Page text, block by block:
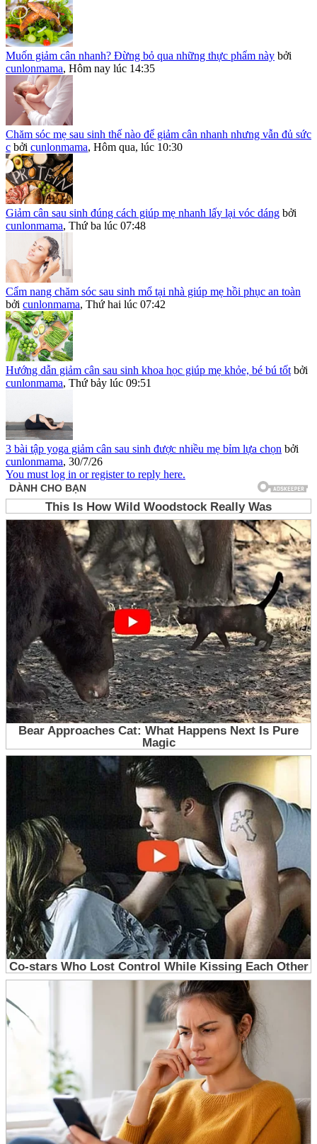
Muốn giảm cân nhanh? Đừng bỏ qua những thực phẩm này bởi
cunlonmama, Hôm nay lúc 14:35
Chăm sóc mẹ sau sinh thế nào để giảm cân nhanh nhưng vẫn đủ sức
c bởi cunlonmama, Hôm qua, lúc 10:30
Giảm cân sau sinh đúng cách giúp mẹ nhanh lấy lại vóc dáng bởi
cunlonmama, Thứ ba lúc 07:48
Cẩm nang chăm sóc sau sinh mổ tại nhà giúp mẹ hồi phục an toàn
bởi cunlonmama, Thứ hai lúc 07:42
Hướng dẫn giảm cân sau sinh khoa học giúp mẹ khỏe, bé bú tốt bởi
cunlonmama, Thứ bảy lúc 09:51
3 bài tập yoga giảm cân sau sinh được nhiều mẹ bỉm lựa chọn bởi
cunlonmama, 30/7/26
You must log in or register to reply here.